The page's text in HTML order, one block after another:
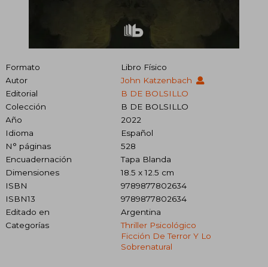
Formato
Libro Físico
Autor
John Katzenbach
Editorial
B DE BOLSILLO
Colección
B DE BOLSILLO
Año
2022
Idioma
Español
N° páginas
528
Encuadernación
Tapa Blanda
Dimensiones
18.5 x 12.5 cm
ISBN
9789877802634
ISBN13
9789877802634
Editado en
Argentina
Categorías
Thriller Psicológico
Ficción De Terror Y Lo
Sobrenatural